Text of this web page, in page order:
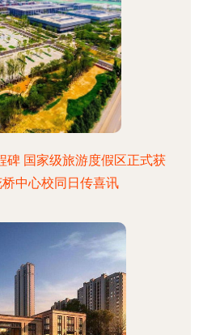
碑 国家级旅游度假区正式获
中心校同日传喜讯